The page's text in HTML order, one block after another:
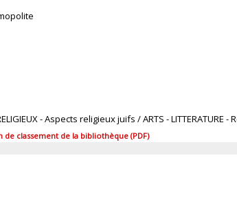
- Aspects religieux juifs / ARTS - LITTERATURE -
classement de la bibliothèque (PDF)